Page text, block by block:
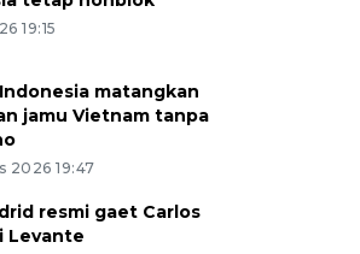
19:15
matangkan
jamu Vietnam tanpa
2026 19:47
resmi gaet Carlos
Levante